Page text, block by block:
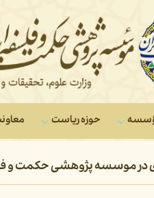
حوزه ریاست
در موسسه پژوهشی حکمت و